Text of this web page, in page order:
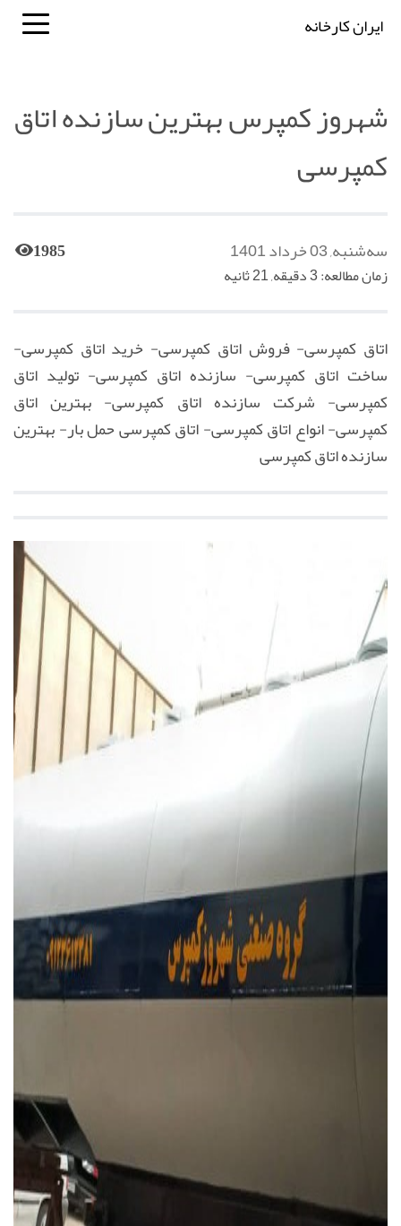
ایران کارخانه
شهروز کمپرس بهترین سازنده اتاق
کمپرسی
سه‌شنبه, 03 خرداد 1401 1985
زمان مطالعه: 3 دقیقه, 21 ثانیه
اتاق کمپرسی- فروش اتاق کمپرسی- خرید اتاق کمپرسی-
ساخت اتاق کمپرسی- سازنده اتاق کمپرسی- تولید اتاق
کمپرسی- شرکت سازنده اتاق کمپرسی- بهترین اتاق
کمپرسی- انواع اتاق کمپرسی- اتاق کمپرسی حمل بار- بهترین
سازنده اتاق کمپرسی